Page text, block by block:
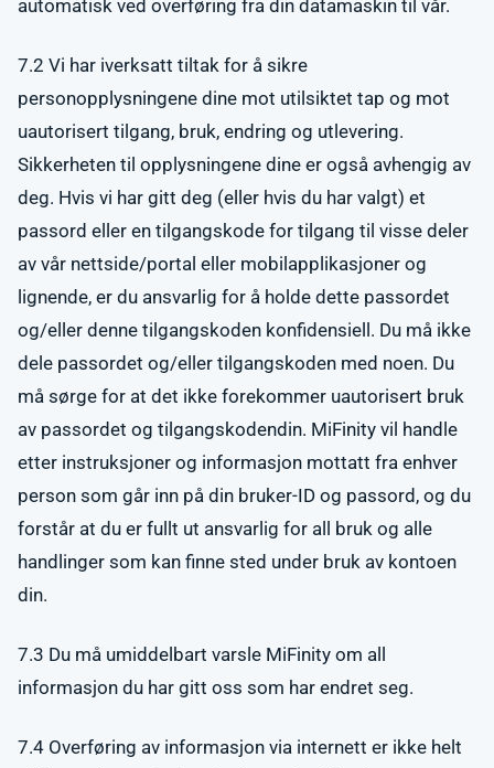
automatisk ved overføring fra din datamaskin til vår.
7.2 Vi har iverksatt tiltak for å sikre
personopplysningene dine mot utilsiktet tap og mot
uautorisert tilgang, bruk, endring og utlevering.
Sikkerheten til opplysningene dine er også avhengig av
deg. Hvis vi har gitt deg (eller hvis du har valgt) et
passord eller en tilgangskode for tilgang til visse deler
av vår nettside/portal eller mobilapplikasjoner og
lignende, er du ansvarlig for å holde dette passordet
og/eller denne tilgangskoden konfidensiell. Du må ikke
dele passordet og/eller tilgangskoden med noen. Du
må sørge for at det ikke forekommer uautorisert bruk
av passordet og tilgangskodendin. MiFinity vil handle
etter instruksjoner og informasjon mottatt fra enhver
person som går inn på din bruker-ID og passord, og du
forstår at du er fullt ut ansvarlig for all bruk og alle
handlinger som kan finne sted under bruk av kontoen
din.
7.3 Du må umiddelbart varsle MiFinity om all
informasjon du har gitt oss som har endret seg.
7.4 Overføring av informasjon via internett er ikke helt